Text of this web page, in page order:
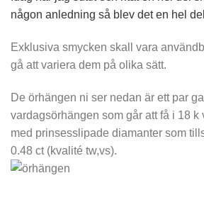
någon anledning så blev det en hel
Exklusiva smycken skall vara
gå att variera dem på olika sätt.
De örhängen ni ser nedan är ett par
vardagsörhängen som går att få i 18 k
med prinsesslipade diamanter som
0.48 ct (kvalité tw,vs).